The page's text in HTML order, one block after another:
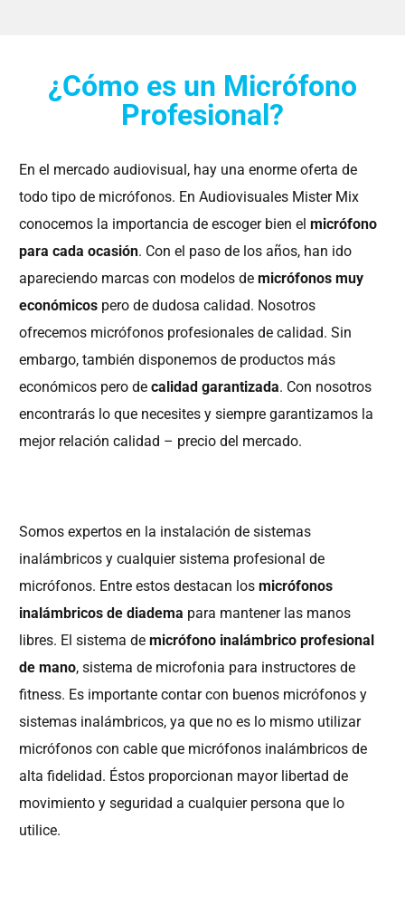
¿Cómo es un Micrófono
Profesional?
En el mercado audiovisual, hay una enorme oferta de
todo tipo de micrófonos. En Audiovisuales Mister Mix
conocemos la importancia de escoger bien elmicrófono
para cada ocasión. Con el paso de los años, han ido
apareciendo marcas con modelos demicrófonos muy
económicos pero de dudosa calidad. Nosotros
ofrecemos micrófonos profesionales de calidad. Sin
embargo, también disponemos de productos más
económicos pero decalidad garantizada. Con nosotros
encontrarás lo que necesites y siempre garantizamos la
mejor relación calidad – precio del mercado.
Somos expertos en la instalación de sistemas
inalámbricos y cualquier sistema profesional de
micrófonos. Entre estos destacan losmicrófonos
inalámbricos de diadema para mantener las manos
libres. El sistema demicrófono inalámbrico profesional
de mano, sistema de microfonia para instructores de
fitness. Es importante contar con buenos micrófonos y
sistemas inalámbricos, ya que no es lo mismo utilizar
micrófonos con cable que micrófonos inalámbricos de
alta fidelidad. Éstos proporcionan mayor libertad de
movimiento y seguridad a cualquier persona que lo
utilice.